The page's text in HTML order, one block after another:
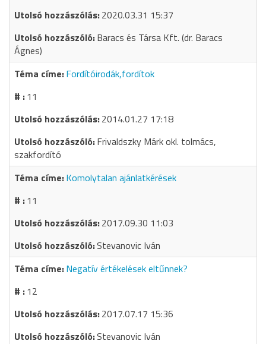
2020.03.31 15:37
Baracs és Társa Kft. (dr. Baracs
Ágnes)
Fordítóirodák,fordítok
11
2014.01.27 17:18
Frivaldszky Márk okl. tolmács,
szakfordító
Komolytalan ajánlatkérések
11
2017.09.30 11:03
Stevanovic Iván
Negatív értékelések eltűnnek?
12
2017.07.17 15:36
Stevanovic Iván